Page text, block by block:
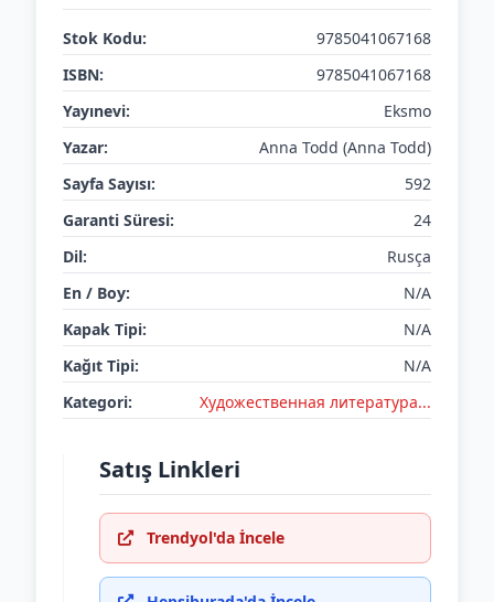
Stok Kodu:
9785041067168
ISBN:
9785041067168
Yayınevi:
Eksmo
Yazar:
Anna Todd (Anna Todd)
Sayfa Sayısı:
592
Garanti Süresi:
24
Dil:
Rusça
En / Boy:
N/A
Kapak Tipi:
N/A
Kağıt Tipi:
N/A
Kategori:
Художественная литература...
Satış Linkleri
Trendyol'da İncele